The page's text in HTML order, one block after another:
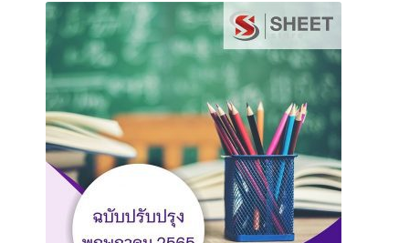
ติดตามพัสดุ
ข่าวเปิดสอบงานราชการ
นโยบายคืนสินค้าและการจัดส่ง​
คำถามที่พบบ่อย